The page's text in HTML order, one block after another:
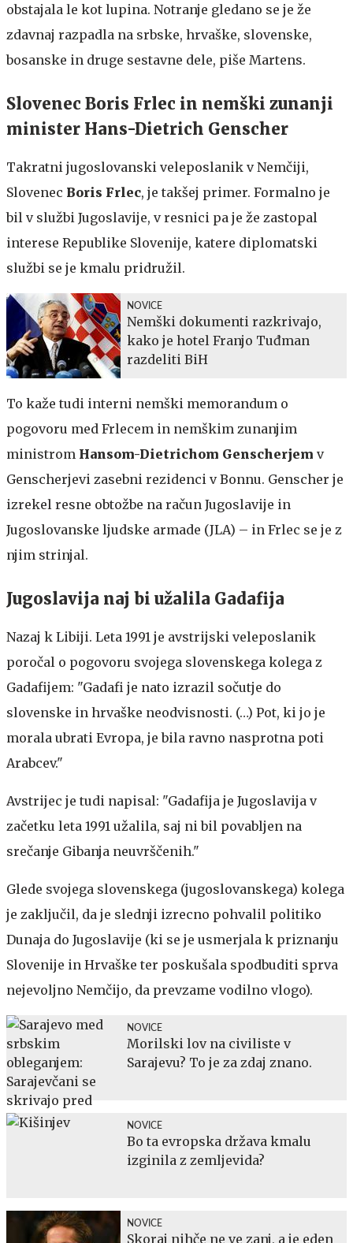
obstajala le kot lupina. Notranje gledano se je že
zdavnaj razpadla na srbske, hrvaške, slovenske,
bosanske in druge sestavne dele, piše Martens.
Slovenec Boris Frlec in nemški zunanji
minister Hans-Dietrich Genscher
Takratni jugoslovanski veleposlanik v Nemčiji,
Slovenec Boris Frlec, je takšej primer. Formalno je
bil v službi Jugoslavije, v resnici pa je že zastopal
interese Republike Slovenije, katere diplomatski
službi se je kmalu pridružil.
NOVICE
Nemški dokumenti razkrivajo,
kako je hotel Franjo Tuđman
razdeliti BiH
To kaže tudi interni nemški memorandum o
pogovoru med Frlecem in nemškim zunanjim
ministrom Hansom-Dietrichom Genscherjem v
Genscherjevi zasebni rezidenci v Bonnu. Genscher je
izrekel resne obtožbe na račun Jugoslavije in
Jugoslovanske ljudske armade (JLA) – in Frlec se je z
njim strinjal.
Jugoslavija naj bi užalila Gadafija
Nazaj k Libiji. Leta 1991 je avstrijski veleposlanik
poročal o pogovoru svojega slovenskega kolega z
Gadafijem: "Gadafi je nato izrazil sočutje do
slovenske in hrvaške neodvisnosti. (…) Pot, ki jo je
morala ubrati Evropa, je bila ravno nasprotna poti
Arabcev."
Avstrijec je tudi napisal: "Gadafija je Jugoslavija v
začetku leta 1991 užalila, saj ni bil povabljen na
srečanje Gibanja neuvrščenih."
Glede svojega slovenskega (jugoslovanskega) kolega
je zaključil, da je slednji izrecno pohvalil politiko
Dunaja do Jugoslavije (ki se je usmerjala k priznanju
Slovenije in Hrvaške ter poskušala spodbuditi sprva
nejevoljno Nemčijo, da prevzame vodilno vlogo).
NOVICE
Morilski lov na civiliste v
Sarajevu? To je za zdaj znano.
NOVICE
Bo ta evropska država kmalu
izginila z zemljevida?
NOVICE
Skoraj nihče ne ve zanj, a je eden